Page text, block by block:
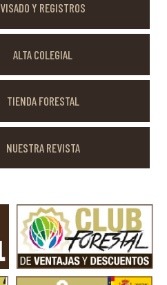
VISADO Y REGISTROS
ALTA COLEGIAL
TIENDA FORESTAL
NUESTRA REVISTA